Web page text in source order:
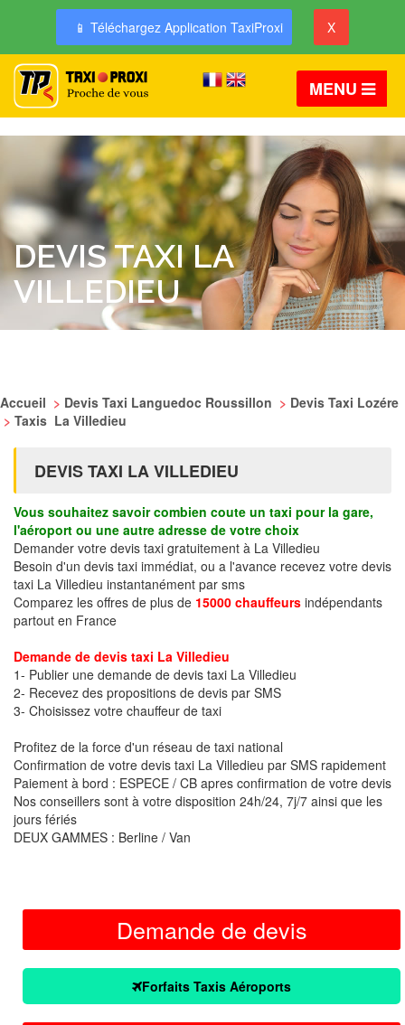
📱 Téléchargez Application TaxiProxi X
MENU
DEVIS TAXI LA
VILLEDIEU
Accueil > Devis Taxi Languedoc Roussillon > Devis Taxi Lozére
> Taxis La Villedieu
DEVIS TAXI LA VILLEDIEU
Vous souhaitez savoir combien coute un taxi pour la gare,
l'aéroport ou une autre adresse de votre choix
Demander votre devis taxi gratuitement à La Villedieu
Besoin d'un devis taxi immédiat, ou a l'avance recevez votre devis
taxi La Villedieu instantanément par sms
Comparez les offres de plus de 15000 chauffeurs indépendants
partout en France
Demande de devis taxi La Villedieu
1- Publier une demande de devis taxi La Villedieu
2- Recevez des propositions de devis par SMS
3- Choisissez votre chauffeur de taxi
Profitez de la force d'un réseau de taxi national
Confirmation de votre devis taxi La Villedieu par SMS rapidement
Paiement à bord : ESPECE / CB apres confirmation de votre devis
Nos conseillers sont à votre disposition 24h/24, 7j/7 ainsi que les
jours fériés
DEUX GAMMES : Berline / Van
Demande de devis
Forfaits Taxis Aéroports